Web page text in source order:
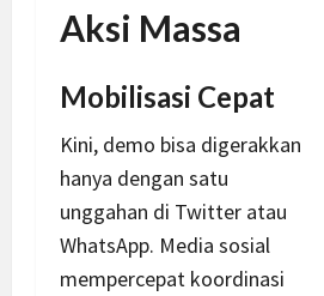
Aksi Massa
Mobilisasi Cepat
Kini, demo bisa digerakkan
hanya dengan satu
unggahan di Twitter atau
WhatsApp. Media sosial
mempercepat koordinasi